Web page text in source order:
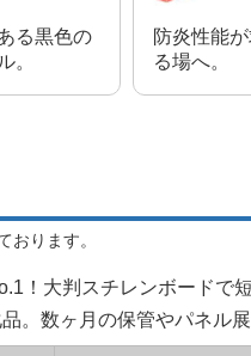
る黒色の
。
防炎性能
る場へ。
おります。
！大判スチレンボードで
。数ヶ月の保管やパネル